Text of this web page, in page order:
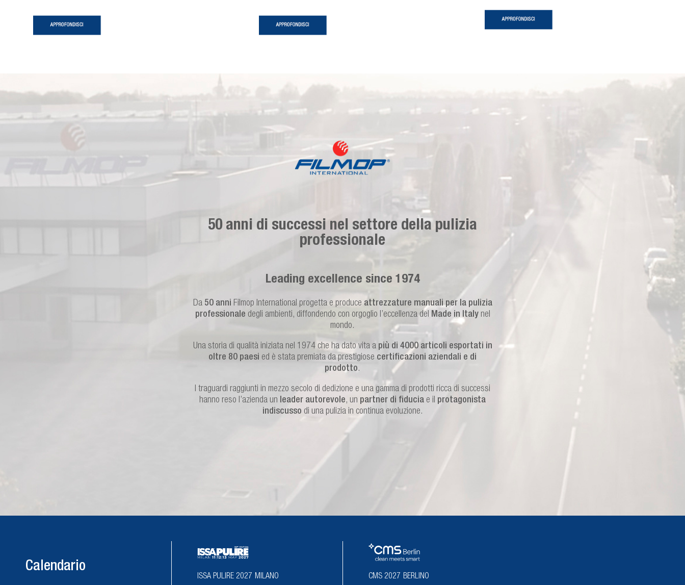
50 anni di successi nel settore della pulizia
professionale
Leading excellence since 1974
Da 50 anni Filmop International progetta e produce attrezzature manuali per la pulizia
professionale degli ambienti, diffondendo con orgoglio l’eccellenza del Made in Italynel
mondo.
Una storia di qualità iniziata nel 1974 che ha dato vita a più di 4000 articoli esportati in
oltre 80 paesi ed è stata premiata da prestigiose certificazioni aziendali e di
prodotto.
I traguardi raggiunti in mezzo secolo di dedizione e una gamma di prodotti ricca di successi
hanno reso l’azienda un leader autorevole, un partner di fiducia e il protagonista
indiscusso di una pulizia in continua evoluzione.
Calendario
ISSA PULIRE 2027 MILANO CMS 2027 BERLINO